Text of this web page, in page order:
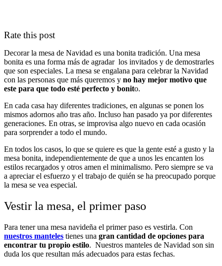
Rate this post
Decorar la mesa de Navidad es una bonita tradición. Una mesa
bonita es una forma más de agradar los invitados y de demostrarles
que son especiales. La mesa se engalana para celebrar la Navidad
con las personas que más queremos y no hay mejor motivo que
este para que todo esté perfecto y bonito.
En cada casa hay diferentes tradiciones, en algunas se ponen los
mismos adornos año tras año. Incluso han pasado ya por diferentes
generaciones. En otras, se improvisa algo nuevo en cada ocasión
para sorprender a todo el mundo.
En todos los casos, lo que se quiere es que la gente esté a gusto y la
mesa bonita, independientemente de que a unos les encanten los
estilos recargados y otros amen el minimalismo. Pero siempre se va
a apreciar el esfuerzo y el trabajo de quién se ha preocupado porque
la mesa se vea especial.
Vestir la mesa, el primer paso
Para tener una mesa navideña el primer paso es vestirla. Con
nuestros manteles tienes una gran cantidad de opciones para
encontrar tu propio estilo. Nuestros manteles de Navidad son sin
duda los que resultan más adecuados para estas fechas.